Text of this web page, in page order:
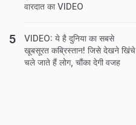
वारदात का VIDEO
VIDEO: ये है दुनिया का सबसे
खूबसूरत कब्रिस्तान! जिसे देखने खिंचे
चले जाते हैं लोग, चौंका देगी वजह